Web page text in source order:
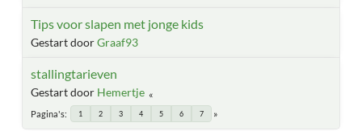
Tips voor slapen met jonge kids
Gestart doorGraaf93
stallingtarieven
Gestart door Hemertje
Pagina's 1 2 3 4 5 6 7